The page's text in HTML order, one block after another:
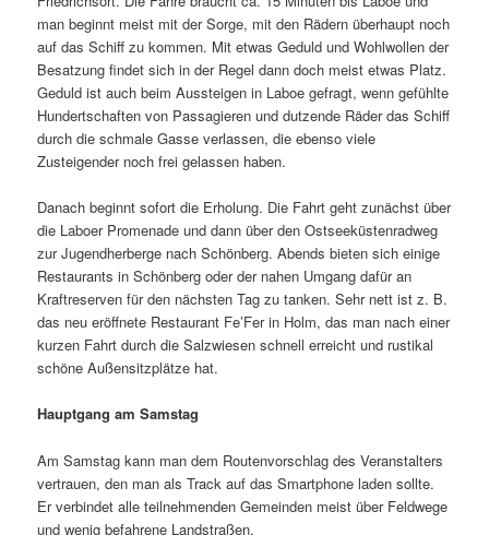
man beginnt meist mit der Sorge, mit den Rädern überhaupt noch
auf das Schiff zu kommen. Mit etwas Geduld und Wohlwollen der
Besatzung findet sich in der Regel dann doch meist etwas Platz.
Geduld ist auch beim Aussteigen in Laboe gefragt, wenn gefühlte
Hundertschaften von Passagieren und dutzende Räder das Schiff
durch die schmale Gasse verlassen, die ebenso viele
Zusteigender noch frei gelassen haben.
Danach beginnt sofort die Erholung. Die Fahrt geht zunächst über
die Laboer Promenade und dann über den Ostseeküstenradweg
zur Jugendherberge nach Schönberg. Abends bieten sich einige
Restaurants in Schönberg oder der nahen Umgang dafür an
Kraftreserven für den nächsten Tag zu tanken. Sehr nett ist z. B.
das neu eröffnete Restaurant Fe’Fer in Holm, das man nach einer
kurzen Fahrt durch die Salzwiesen schnell erreicht und rustikal
schöne Außensitzplätze hat.
Hauptgang am Samstag
Am Samstag kann man dem Routenvorschlag des Veranstalters
vertrauen, den man als Track auf das Smartphone laden sollte.
Er verbindet alle teilnehmenden Gemeinden meist über Feldwege
und wenig befahrene Landstraßen.